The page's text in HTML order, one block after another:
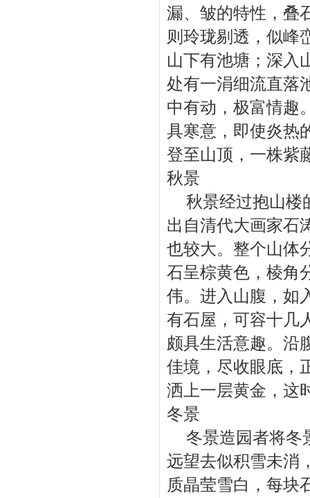
漏、皱的特性，叠
则玲珑剔透，似峰
山下有池塘；深入
处有一涓细流直落
中有动，极富情趣
具寒意，即使炎热
登至山顶，一株紫
秋景
秋景经过抱山楼
出自清代大画家石
也较大。整个山体
石呈棕黄色，棱角
伟。进入山腹，如
有石屋，可容十几
颇具生活意趣。沿
佳境，尽收眼底，
洒上一层黄金，这
冬景
冬景造园者将冬
远望去似积雪未消
质晶莹雪白，每块